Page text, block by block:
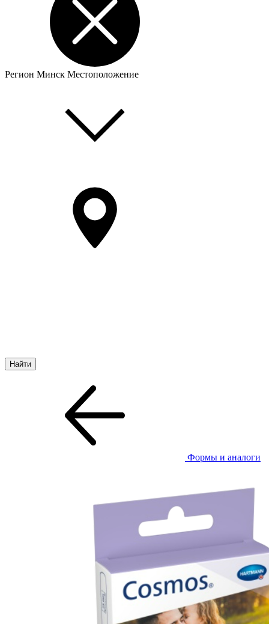
Регион Минск Местоположение
Формы и аналоги